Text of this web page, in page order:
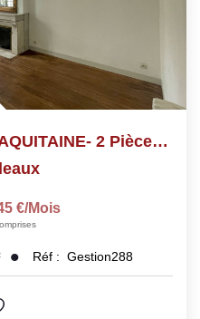
BORDEAUX MUSEE D'AQUITAINE- 2 Pièces - 62 M2
€/mois
Réf : Gestion288